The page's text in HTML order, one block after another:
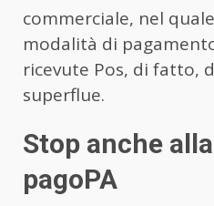
commerciale, nel
modalità di
ricevute Pos, di fatto,
superflue.
Stop anche
pagoPA